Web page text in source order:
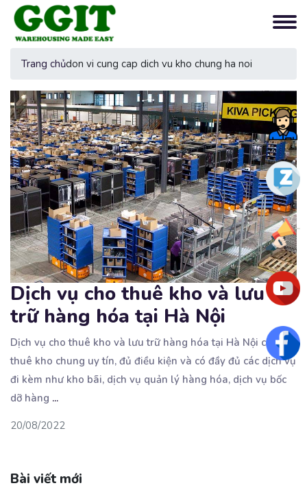
Trang chủdon vi cung cap dich vu kho chung ha noi
Dịch vụ cho thuê kho và lưu
trữ hàng hóa tại Hà Nội
Dịch vụ cho thuê kho và lưu trữ hàng hóa tại Hà Nội cho
thuê kho chung uy tín, đủ điều kiện và có đầy đủ các dịch vụ
đi kèm như kho bãi, dịch vụ quản lý hàng hóa, dịch vụ bốc
dỡ hàng ...
20/08/2022
Bài viết mới
Tư
vấn
Zalo
Ưu
đãi